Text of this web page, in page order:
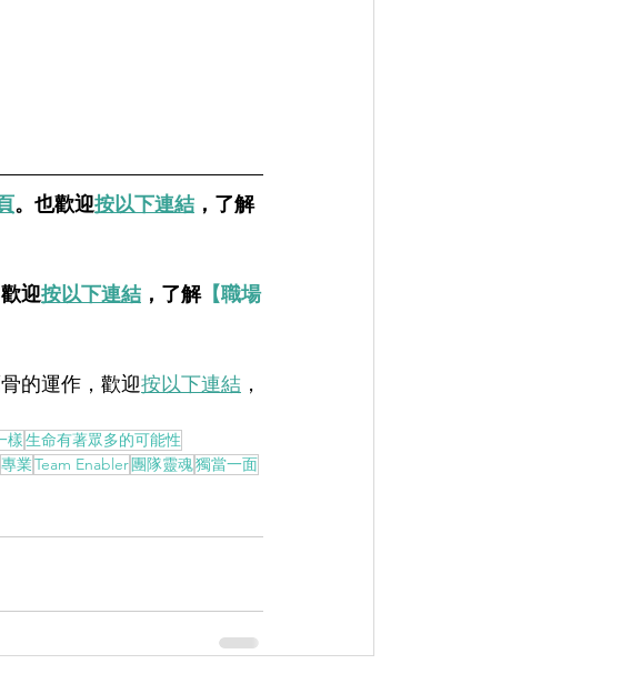
。也歡迎按以下連結 ，了解
迎按以下連結 ，了解【職場
的運作，歡迎按以下連結 ，
樣生命有著眾多的可能性
專業Team Enabler團隊靈魂獨當一面